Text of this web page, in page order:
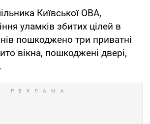
Київської ОВА,
уламків збитих цілей в
пошкоджено три приватні
вікна, пошкоджені двері,